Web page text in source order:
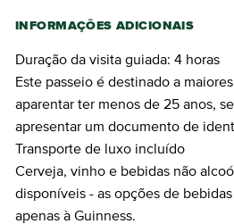
INFORMAÇÕES ADICIONAIS
Duração da visita guiada: 4 horas
Este passeio é destinado a
aparentar ter menos de 25 anos,
apresentar um documento de
Transporte de luxo incluído
Cerveja, vinho e bebidas não
disponíveis - as opções de
apenas à Guinness.